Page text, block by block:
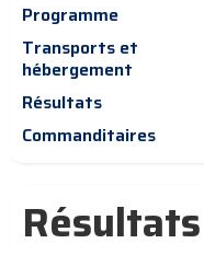
Programme
Transports et
hébergement
Résultats
Commanditaires
Résultats